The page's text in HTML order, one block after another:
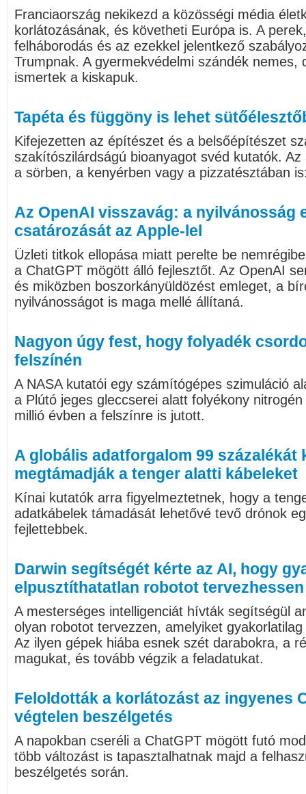
Franciaország nekikezd a közösségi média
korlátozásának, és követheti Európa is. A
felháborodás és az ezekkel jelentkező
Trumpnak. A gyermekvédelmi szándék nemes,
ismertek a kiskapuk.
Tapéta és függöny is lehet
Kifejezetten az építészet és a belsőépítészet
szakítószilárdságú bioanyagot svéd kutatók.
a sörben, a kenyérben vagy a pizzatésztában
Az OpenAI visszavág: a nyilvánosság
csatározását az Apple-lel
Üzleti titkok ellopása miatt perelte be
a ChatGPT mögött álló fejlesztőt. Az OpenAI
és miközben boszorkányüldözést emleget, a
nyilvánosságot is maga mellé állítaná.
Nagyon úgy fest, hogy folyadék
felszínén
A NASA kutatói egy számítógépes szimuláció
a Plútó jeges gleccserei alatt folyékony
millió évben a felszínre is jutott.
A globális adatforgalom 99 százalékát
megtámadják a tenger alatti kábeleket
Kínai kutatók arra figyelmeztetnek, hogy a
adatkábelek támadását lehetővé tevő drónok
fejlettebbek.
Darwin segítségét kérte az AI, hogy
elpusztíthatatlan robotot tervezhessen
A mesterséges intelligenciát hívták segítségül
olyan robotot tervezzen, amelyiket
Az ilyen gépek hiába esnek szét darabokra, a
magukat, és tovább végzik a feladatukat.
Feloldották a korlátozást az ingyenes
végtelen beszélgetés
A napokban cseréli a ChatGPT mögött futó
több változást is tapasztalhatnak majd a
beszélgetés során.